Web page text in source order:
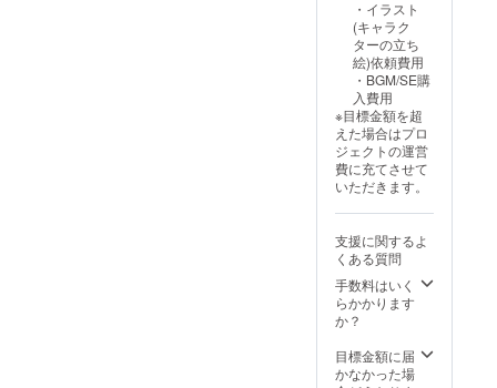
アドレ
スを必
ず備考
欄にご
記載下
さい。
掲載を
お断り
する可
能性が
ありま
す。 ※
ご連絡
可能な
メール
アドレ
スを必
ず備考
記載下
さい。
・イラスト
(キャラク
ターの立ち
絵)依頼費用
・BGM/SE購
入費用
※目標金額を超
えた場合はプロ
ジェクトの運営
費に充てさせて
いただきます。
支援に関するよ
くある質問
手数料はいく
らかかります
か？
目標金額に届
かなかった場